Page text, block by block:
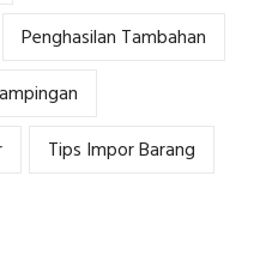
Penghasilan Tambahan
Tips Impor Barang